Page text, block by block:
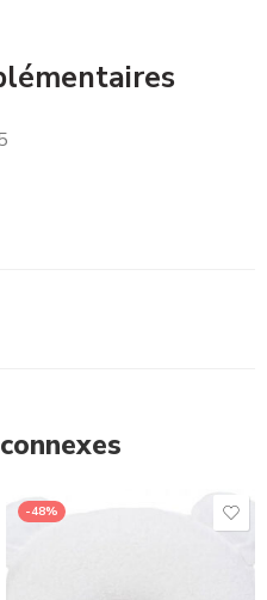
-48%